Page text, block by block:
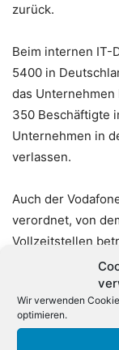
Wir verwenden
optimieren.
zurück.
Beim internen IT-
5400 in
das
350 Beschäftigte
Unternehmen in
verlassen.
Auch der
verordnet, von
Vollzeitstellen
und damit
Laut dem Ifo-
auch bei